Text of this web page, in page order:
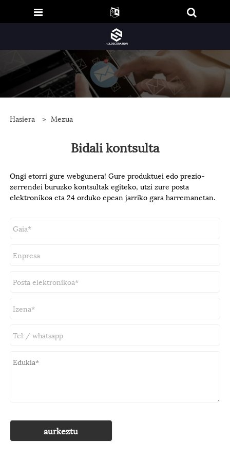
Hasiera > Mezua
Bidali kontsulta
Ongi etorri gure webgunera! Gure produktuei edo prezio-
zerrendei buruzko kontsultak egiteko, utzi zure posta
elektronikoa eta 24 orduko epean jarriko gara harremanetan.